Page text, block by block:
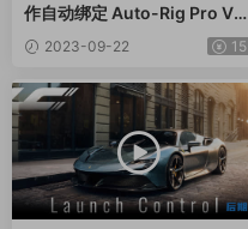
作自动绑定 Auto-Rig Pro V3.
68.67 + Quick Rig V1.26.18
2023-09-22 15